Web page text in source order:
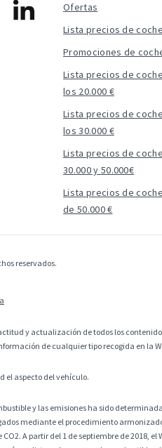
Ofertas
Lista precios de
Promociones de
Lista precios de
los 20.000 €
Lista precios de
los 30.000 €
Lista precios de
30.000 y 50.000€
Lista precios de
de 50.000 €
reservados.
y actualización de todos los
de cualquier tipo recogida en la
el aspecto del vehículo.
y las emisiones ha sido
mediante el procedimiento
A partir del 1 de septiembre de 2018,